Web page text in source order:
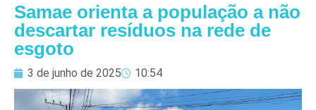
Samae orienta a população a não
descartar resíduos na rede de
esgoto
3 de junho de 2025 10:54